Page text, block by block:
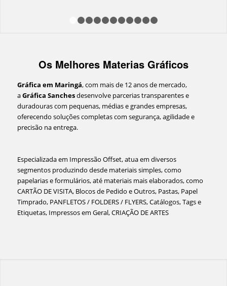
1 2 3 4 5
Os Melhores Materias Gráficos
Gráfica em Maringá, com mais de 12 anos de mercado,
aGráfica Sanchesdesenvolve parcerias transparentes e
duradouras com pequenas, médias e grandes empresas,
oferecendo soluções completas com segurança, agilidade e
precisão na entrega.
Especializada em Impressão Offset, atua em diversos
segmentos produzindo desde materiais simples, como
papelarias e formulários, até materiais mais elaborados, como
CARTÃO DE VISITA, Blocos de Pedido e Outros, Pastas, Papel
Timprado, PANFLETOS / FOLDERS / FLYERS, Catálogos, Tags e
Etiquetas, Impressos em Geral, CRIAÇÃO DE ARTES